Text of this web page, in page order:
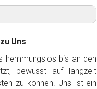
Uns
hemmungslos bis an den
bewusst auf langzeit
zu können. Uns ist ein